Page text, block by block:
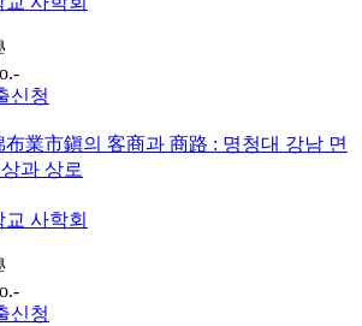
신청
布業市鎭의 客商과 商路 : 명청대 강남 면
과 상로
사학회
신청